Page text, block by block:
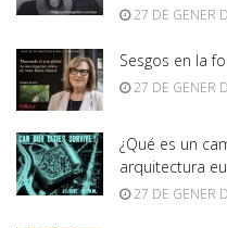
27 DE GENER
Sesgos en la
27 DE GENER
¿Qué es un
arquitectura
27 DE GENER